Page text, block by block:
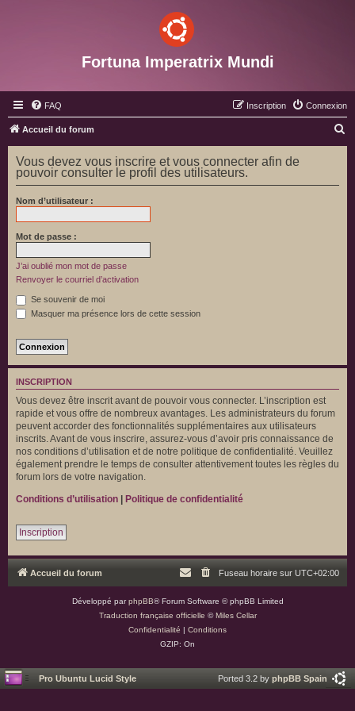
Fortuna Imperatrix Mundi
FAQ Connexion
Inscription
Accueil du forum
e
Vous devez vous inscrire et vous connecter afin de
pouvoir consulter le profil des utilisateurs.
Nom d’utilisateur :
Mot de passe :
J’ai oublié mon mot de passe
Renvoyer le courriel d’activation
Se souvenir de moi
Masquer ma présence lors de cette session
INSCRIPTION
Vous devez être inscrit avant de pouvoir vous connecter. L’inscription est
rapide et vous offre de nombreux avantages. Les administrateurs du forum
peuvent accorder des fonctionnalités supplémentaires aux utilisateurs
inscrits. Avant de vous inscrire, assurez-vous d’avoir pris connaissance de
nos conditions d’utilisation et de notre politique de confidentialité. Veuillez
également prendre le temps de consulter attentivement toutes les règles du
forum lors de votre navigation.
Conditions d’utilisation | Politique de confidentialité
Inscription
Accueil du forum Fuseau horaire sur UTC+02:00
Développé parphpBB® Forum Software © phpBB Limited
Traduction française officielle ©Miles Cellar
Confidentialité | Conditions
GZIP: On
Pro Ubuntu Lucid Style Ported 3.2 by phpBB Spain